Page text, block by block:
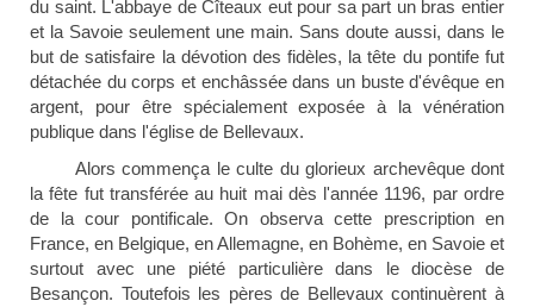
du saint. L'abbaye de Cîteaux eut pour sa part un bras entier
et la Savoie seulement une main. Sans doute aussi, dans le
but de satisfaire la dévotion des fidèles, la tête du pontife fut
détachée du corps et enchâssée dans un buste d'évêque en
argent, pour être spécialement exposée à la vénération
publique dans l'église de Bellevaux.
Alors commença le culte du glorieux archevêque dont
la fête fut transférée au huit mai dès l'année 1196, par ordre
de la cour pontificale. On observa cette prescription en
France, en Belgique, en Allemagne, en Bohème, en Savoie et
surtout avec une piété particulière dans le diocèse de
Besançon. Toutefois les pères de Bellevaux continuèrent à